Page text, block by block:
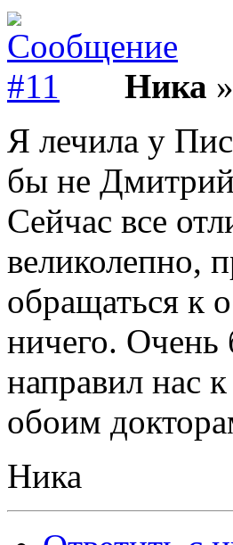
Ника
Я лечила у
бы не
Сейчас все
великолепно,
обращаться к
ничего. Очень
направил нас
обоим
Ника